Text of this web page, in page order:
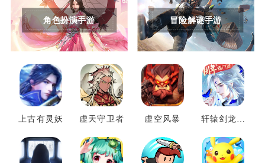
角色扮演手游 冒险解谜手游
上古有灵妖 虚天守卫者 虚空风暴
轩辕剑龙舞